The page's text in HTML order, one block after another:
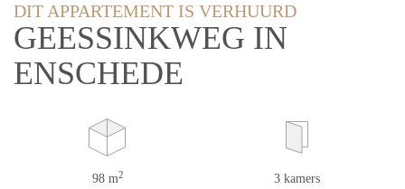
DIT APPARTEMENT IS VERHUURD
GEESSINKWEG IN
ENSCHEDE
98 m2 3 kamers